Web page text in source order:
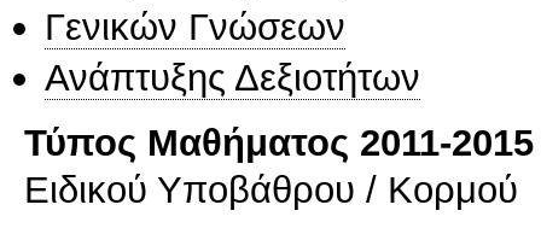
Γενικών Γνώσεων
Ανάπτυξης Δεξιοτήτων
Τύπος Μαθήματος 2011-2015
Ειδικού Υποβάθρου / Κορμού